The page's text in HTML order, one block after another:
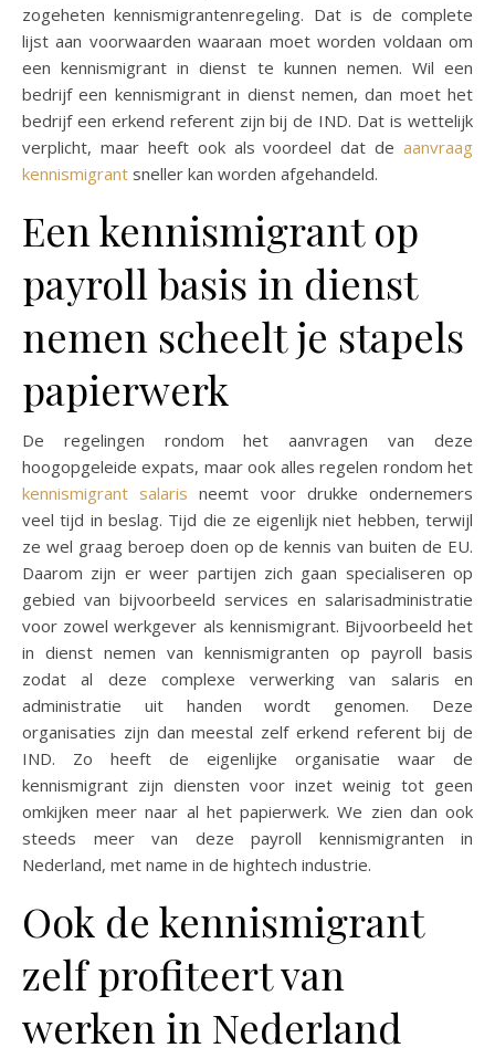
zogeheten kennismigrantenregeling. Dat is de complete
lijst aan voorwaarden waaraan moet worden voldaan om
een kennismigrant in dienst te kunnen nemen. Wil een
bedrijf een kennismigrant in dienst nemen, dan moet het
bedrijf een erkend referent zijn bij de IND. Dat is wettelijk
verplicht, maar heeft ook als voordeel dat de aanvraag
kennismigrant sneller kan worden afgehandeld.
Een kennismigrant op
payroll basis in dienst
nemen scheelt je stapels
papierwerk
De regelingen rondom het aanvragen van deze
hoogopgeleide expats, maar ook alles regelen rondom het
kennismigrant salaris neemt voor drukke ondernemers
veel tijd in beslag. Tijd die ze eigenlijk niet hebben, terwijl
ze wel graag beroep doen op de kennis van buiten de EU.
Daarom zijn er weer partijen zich gaan specialiseren op
gebied van bijvoorbeeld services en salarisadministratie
voor zowel werkgever als kennismigrant. Bijvoorbeeld het
in dienst nemen van kennismigranten op payroll basis
zodat al deze complexe verwerking van salaris en
administratie uit handen wordt genomen. Deze
organisaties zijn dan meestal zelf erkend referent bij de
IND. Zo heeft de eigenlijke organisatie waar de
kennismigrant zijn diensten voor inzet weinig tot geen
omkijken meer naar al het papierwerk. We zien dan ook
steeds meer van deze payroll kennismigranten in
Nederland, met name in de hightech industrie.
Ook de kennismigrant
zelf profiteert van
werken in Nederland